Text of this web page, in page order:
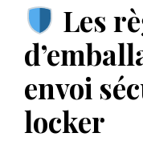
Les
envoi
locker